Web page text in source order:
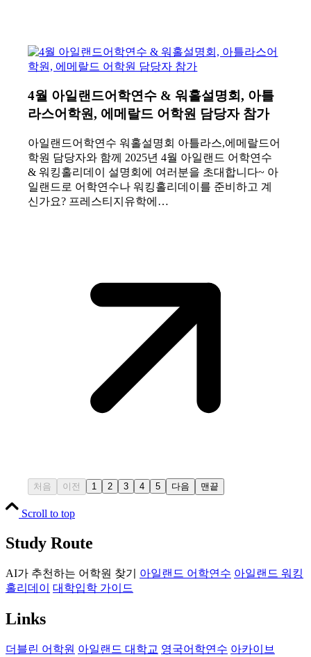
4월 아일랜드어학연수 & 워홀설명회, 아틀
라스어학원, 에메랄드 어학원 담당자 참가
아일랜드어학연수 워홀설명회 아틀라스,에메랄드어
학원 담당자와 함께 2025년 4월 아일랜드 어학연수
& 워킹홀리데이 설명회에 여러분을 초대합니다~ 아
일랜드로 어학연수나 워킹홀리데이를 준비하고 계
신가요? 프레스티지유학에…
처음 이전 1 2 3 4 5 다음 맨끝
Scroll to top
Study Route
AI가 추천하는 어학원 찾기 아일랜드 어학연수 아일랜드 워킹
홀리데이
대학입학 가이드
Links
더블린 어학원 아일랜드 대학교 영국어학연수 아카이브